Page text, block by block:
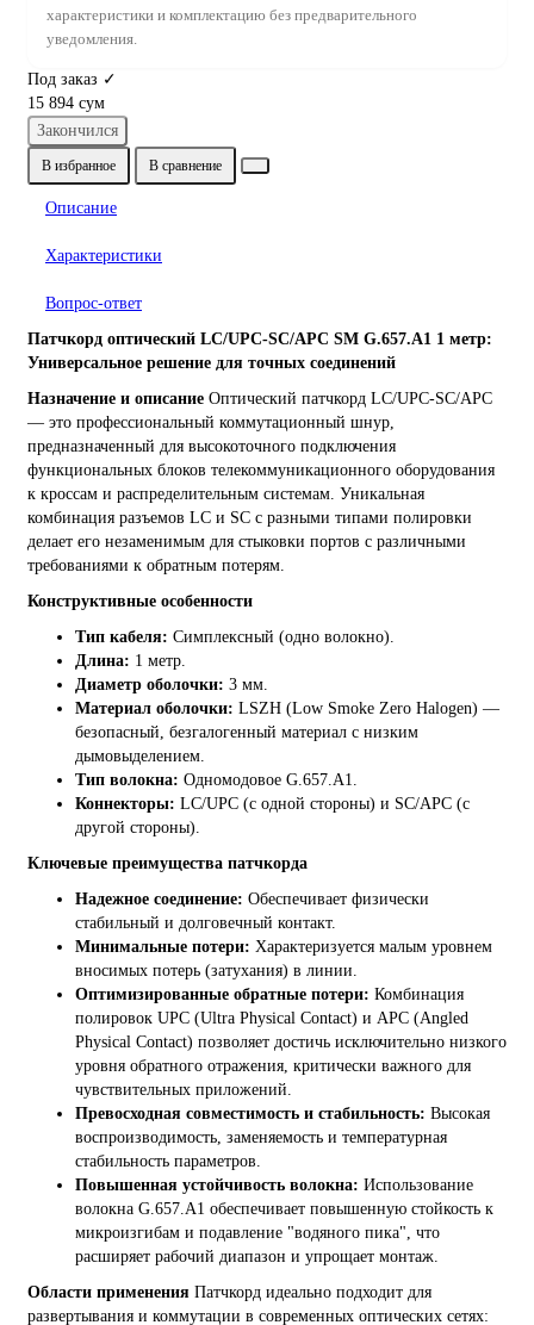
характеристики и комплектацию без предварительного
уведомления.
Под заказ ✓
15 894 сум
Закончился
В избранное В сравнение
Описание
Характеристики
Вопрос-ответ
Патчкорд оптический LC/UPC-SC/APC SM G.657.A1 1 метр:
Универсальное решение для точных соединений
Назначение и описание Оптический патчкорд LC/UPC-SC/APC
— это профессиональный коммутационный шнур,
предназначенный для высокоточного подключения
функциональных блоков телекоммуникационного оборудования
к кроссам и распределительным системам. Уникальная
комбинация разъемов LC и SC с разными типами полировки
делает его незаменимым для стыковки портов с различными
требованиями к обратным потерям.
Конструктивные особенности
Тип кабеля: Симплексный (одно волокно).
Длина: 1 метр.
Диаметр оболочки: 3 мм.
Материал оболочки: LSZH (Low Smoke Zero Halogen) —
безопасный, безгалогенный материал с низким
дымовыделением.
Тип волокна: Одномодовое G.657.A1.
Коннекторы: LC/UPC (с одной стороны) и SC/APC (с
другой стороны).
Ключевые преимущества патчкорда
Надежное соединение: Обеспечивает физически
стабильный и долговечный контакт.
Минимальные потери: Характеризуется малым уровнем
вносимых потерь (затухания) в линии.
Оптимизированные обратные потери: Комбинация
полировок UPC (Ultra Physical Contact) и APC (Angled
Physical Contact) позволяет достичь исключительно низкого
уровня обратного отражения, критически важного для
чувствительных приложений.
Превосходная совместимость и стабильность: Высокая
воспроизводимость, заменяемость и температурная
стабильность параметров.
Повышенная устойчивость волокна: Использование
волокна G.657.A1 обеспечивает повышенную стойкость к
микроизгибам и подавление "водяного пика", что
расширяет рабочий диапазон и упрощает монтаж.
Области применения Патчкорд идеально подходит для
развертывания и коммутации в современных оптических сетях: